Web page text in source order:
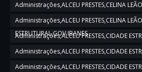
Administrações,ALCEU PRESTES,CELINA LEÃO
Administrações,ALCEU PRESTES,CELINA
ESTRUTURAL,GOV IBANES
Administrações,ALCEU PRESTES,CIDADE
Administrações,ALCEU PRESTES,CIDADE
Administrações,ALCEU PRESTES,CIDADE